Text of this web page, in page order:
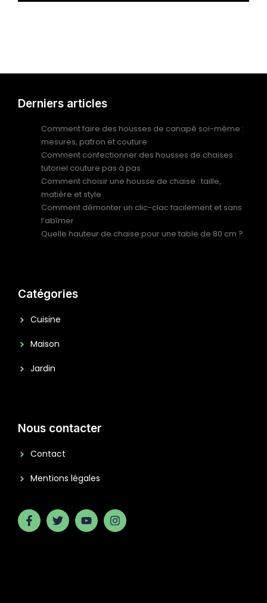
Derniers articles
Comment faire des housses de canapé soi-même :
mesures, patron et couture
Comment confectionner des housses de chaises :
tutoriel couture pas à pas
Comment choisir une housse de chaise : taille,
matière et style
Comment démonter un clic-clac facilement et sans
l’abîmer
Quelle hauteur de chaise pour une table de 80 cm ?
Catégories
Cuisine
Maison
Jardin
Nous contacter
Contact
Mentions légales